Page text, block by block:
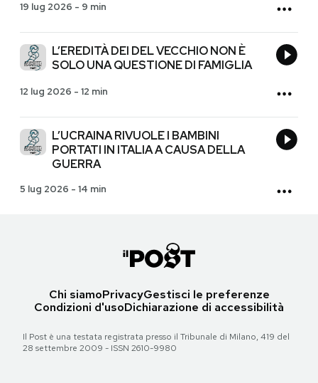
19 lug 2026 - 9 min
L’EREDITÀ DEI DEL VECCHIO NON È
SOLO UNA QUESTIONE DI FAMIGLIA
12 lug 2026 - 12 min
L’UCRAINA RIVUOLE I BAMBINI
PORTATI IN ITALIA A CAUSA DELLA
GUERRA
5 lug 2026 - 14 min
Chi siamoPrivacyGestisci le preferenze
Condizioni d'usoDichiarazione di accessibilità
Il Post è una testata registrata presso il Tribunale di Milano, 419 del
28 settembre 2009 - ISSN 2610-9980